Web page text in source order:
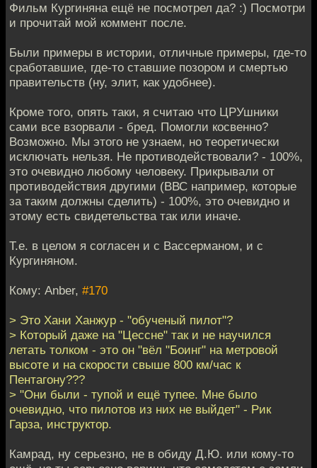
Фильм Кургиняна ещё не посмотрел да? :) Посмотри
и прочитай мой коммент после.
Были примеры в истории, отличные примеры, где-то
сработавшие, где-то ставшие позором и смертью
правительств (ну, элит, как удобнее).
Кроме того, опять таки, я считаю что ЦРУшники
сами все взорвали - бред. Помогли косвенно?
Возможно. Мы этого не узнаем, но теоретически
исключать нельзя. Не противодействовали? - 100%,
это очевидно любому человеку. Прикрывали от
противодействия другими (ВВС например, которые
за таким должны сделить) - 100%, это очевидно и
этому есть свидетельства так или иначе.
Т.е. в целом я согласен и с Вассерманом, и с
Кургиняном.
Кому: Anber, #170
> Это Хани Ханжур - "обученый пилот"?
> Который даже на "Цессне" так и не научился
летать толком - это он "вёл "Боинг" на метровой
высоте и на скорости свыше 800 км/час к
Пентагону???
> "Они были - тупой и ещё тупее. Мне было
очевидно, что пилотов из них не выйдет" - Рик
Гарза, инструктор.
Камрад, ну серьезно, не в обиду Д.Ю. или кому-то